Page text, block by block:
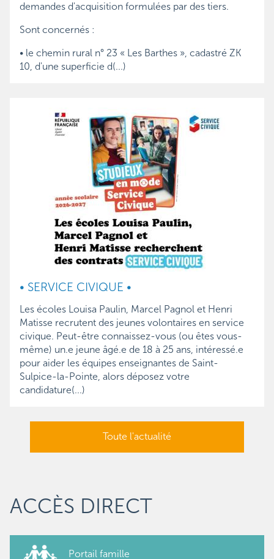
demandes d'acquisition formulées par des tiers.
Sont concernés :
• le chemin rural n° 23 « Les Barthes », cadastré ZK
10, d'une superficie d(...)
• SERVICE CIVIQUE •
Les écoles Louisa Paulin, Marcel Pagnol et Henri
Matisse recrutent des jeunes volontaires en service
civique. Peut-être connaissez-vous (ou êtes vous-
même) un.e jeune âgé.e de 18 à 25 ans, intéressé.e
pour aider les équipes enseignantes de Saint-
Sulpice-la-Pointe, alors déposez votre
candidature(...)
Toute l'actualité
ACCÈS DIRECT
Portail famille